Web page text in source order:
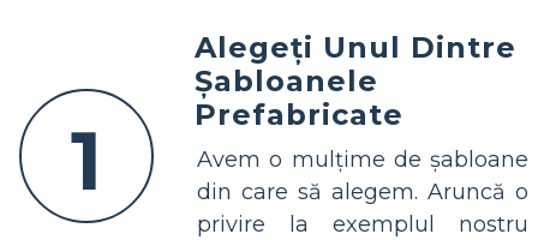
1
Alegeți Unul Dintre
Șabloanele
Prefabricate
Avem o mulțime de șabloane
din care să alegem. Aruncă o
privire la exemplul nostru